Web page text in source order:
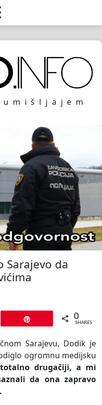
Sarajevo da
0
SHARES
Sarajevu, Dodik je
ogromnu medijsku
drugačiji, a mi
da ona zapravo